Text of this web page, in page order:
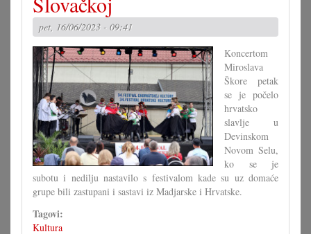
je
tancalo
i
jačilo
jedan
s
drugim
pet, 16/06/2023 - 09:41
Koncertom
Miroslava
Škore petak
se je počelo
hrvatsko
slavlje u
Devinskom
Novom Selu,
ko se je
subotu i nedilju nastavilo s festivalom kade su uz domaće
grupe bili zastupani i sastavi iz Madjarske i Hrvatske.
Tagovi:
Kultura